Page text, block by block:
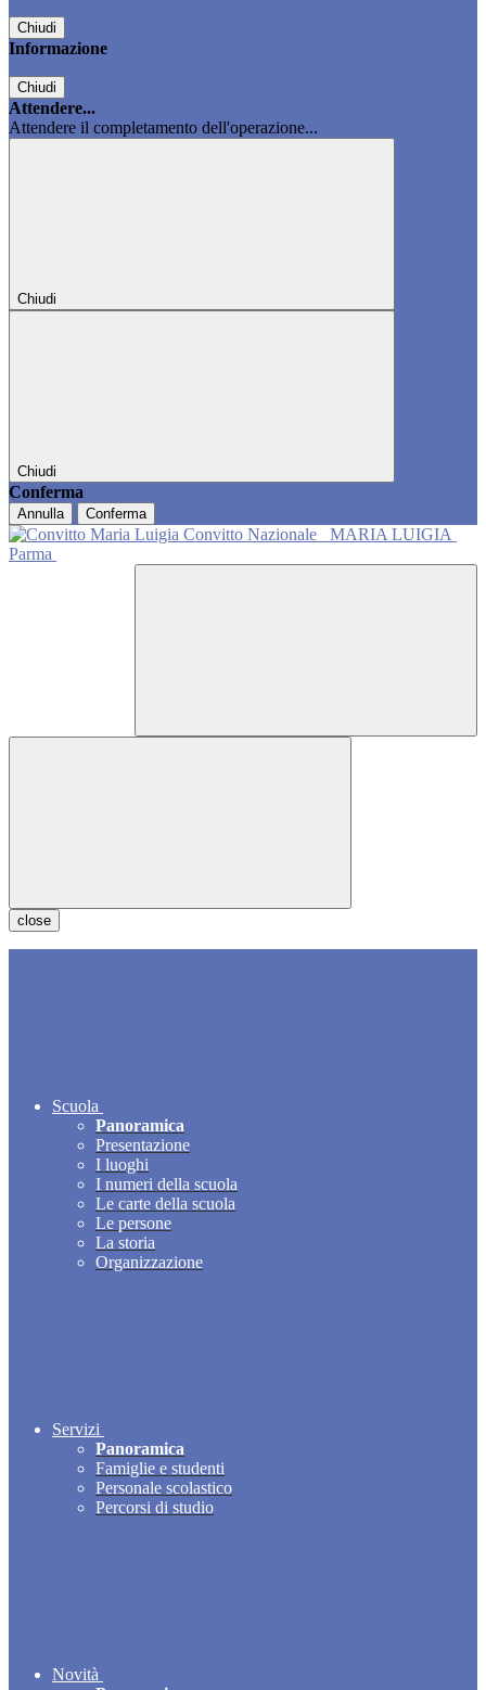
Chiudi
Informazione
Chiudi
Attendere...
Attendere il completamento dell'operazione...
Chiudi
Chiudi
Conferma
Annulla Conferma
Convitto Nazionale
MARIA LUIGIA
Parma
close
Scuola
Panoramica
Presentazione
I luoghi
I numeri della scuola
Le carte della scuola
Le persone
La storia
Organizzazione
Servizi
Panoramica
Famiglie e studenti
Personale scolastico
Percorsi di studio
Novità